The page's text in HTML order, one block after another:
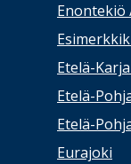
Enontekiö
Etelä-
Etelä-
Etelä-
Eurajoki